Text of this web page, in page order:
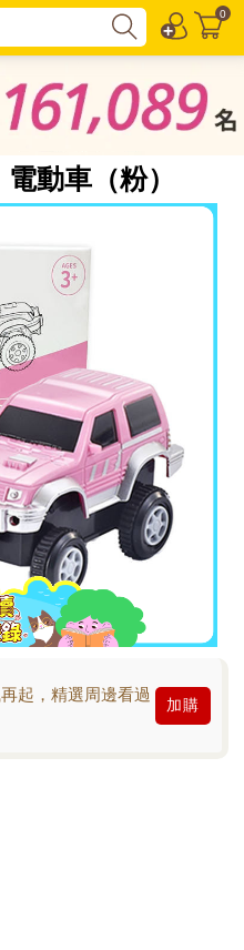
0
動車（粉）
起，精選周邊看過
加購